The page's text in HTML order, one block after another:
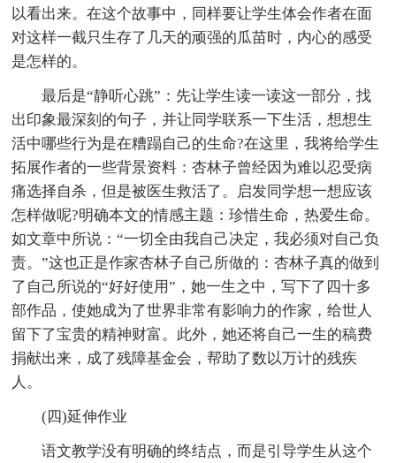
以看出来。在这个故事中，同样要让学生体会作者在面
对这样一截只生存了几天的顽强的瓜苗时，内心的感受
是怎样的。
最后是“静听心跳”：先让学生读一读这一部分，找
出印象最深刻的句子，并让同学联系一下生活，想想生
活中哪些行为是在糟蹋自己的生命?在这里，我将给学生
拓展作者的一些背景资料：杏林子曾经因为难以忍受病
痛选择自杀，但是被医生救活了。启发同学想一想应该
怎样做呢?明确本文的情感主题：珍惜生命，热爱生命。
如文章中所说：“一切全由我自己决定，我必须对自己负
责。”这也正是作家杏林子自己所做的：杏林子真的做到
了自己所说的“好好使用”，她一生之中，写下了四十多
部作品，使她成为了世界非常有影响力的作家，给世人
留下了宝贵的精神财富。此外，她还将自己一生的稿费
捐献出来，成了残障基金会，帮助了数以万计的残疾
人。
(四)延伸作业
语文教学没有明确的终结点，而是引导学生从这个